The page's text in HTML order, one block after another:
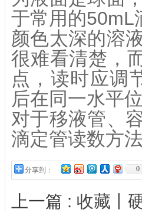
于常用的
颜色太深的溶
很难看清楚，
点，读时应调
后在同一水平
对于移液管、
滴定管读数方
分享到： 0
上一篇 : 收藏丨